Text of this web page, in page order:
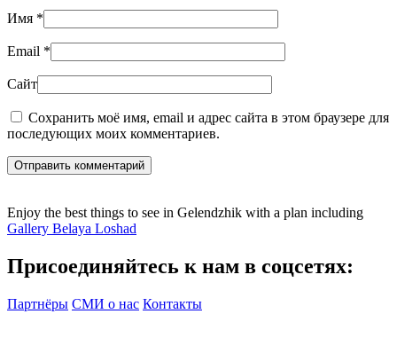
Имя *
Email *
Сайт
Сохранить моё имя, email и адрес сайта в этом браузере для
последующих моих комментариев.
Отправить комментарий
Enjoy the best things to see in Gelendzhik with a plan including
Gallery Belaya Loshad
Присоединяйтесь к нам в соцсетях:
Партнёры СМИ о нас Контакты